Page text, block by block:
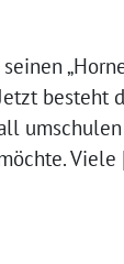
besteht